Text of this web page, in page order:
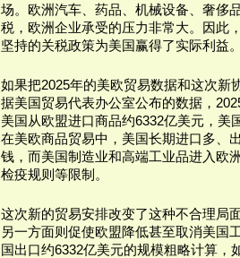
场。欧洲汽车、药品、机械设备、奢侈
税，欧洲企业承受的压力非常大。因此
坚持的关税政策为美国赢得了实际利益。
如果把2025年的美欧贸易数据和这次新
据美国贸易代表办公室公布的数据，
美国从欧盟进口商品约6332亿美元，美
在美欧商品贸易中，美国长期进口多、
钱，而美国制造业和高端工业品进入欧
检疫规则等限制。
这次新的贸易安排改变了这种不合理局
另一方面则促使欧盟降低甚至取消美国
国出口约6332亿美元的规模粗略计算